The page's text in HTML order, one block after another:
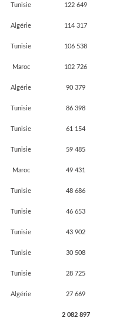
Tunisie 122 649
Algérie 114 317
Tunisie 106 538
Maroc 102 726
Algérie 90 379
Tunisie 86 398
Tunisie 61 154
Tunisie 59 485
Maroc 49 431
Tunisie 48 686
Tunisie 46 653
Tunisie 43 902
Tunisie 30 508
Tunisie 28 725
Algérie 27 669
2 082 897